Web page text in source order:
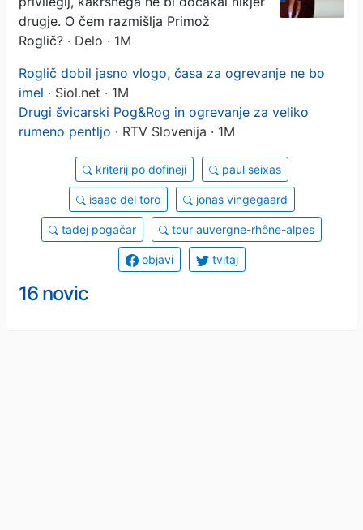
drugje. O čem razmišlja Primož
Roglič? · Delo · 1M
Roglič dobil jasno vlogo, časa za ogrevanje ne bo
imel · Siol.net · 1M
Drugi švicarski Pog&Rog in ogrevanje za veliko
rumeno pentljo · RTV Slovenija · 1M
kriterij po dofineji paul seixas
isaac del toro jonas vingegaard
tadej pogačar tour auvergne-rhône-alpes
objavi tvitaj
16 novic